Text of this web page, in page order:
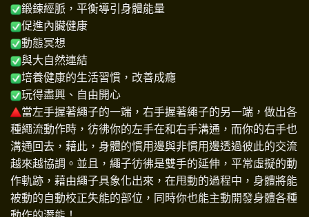
鍛鍊經脈，平衡導引身體能量
促進內臟健康
動態冥想
與大自然連結
培養健康的生活習慣，改善成癮
玩得盡興、自由開心
當左手握著繩子的一端，右手握著繩子的另一端，做出各
種繩流動作時，彷彿你的左手在和右手溝通，而你的右手也
溝通回去，藉此，身體的慣用邊與非慣用邊透過彼此的交流
越來越協調。並且，繩子彷彿是雙手的延伸，平常虛擬的動
作軌跡，藉由繩子具象化出來，在甩動的過程中，身體將能
被動的自動校正失能的部位，同時你也能主動開發身體各種
動作的潛能！